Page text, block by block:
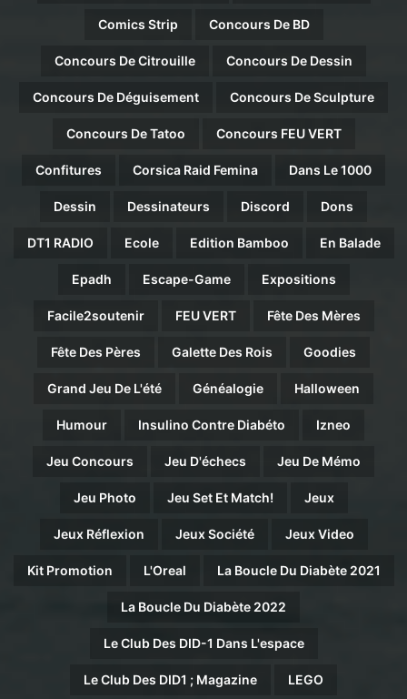
Comics Strip Concours De BD
Concours De Citrouille Concours De Dessin
Concours De Déguisement Concours De Sculpture
Concours De Tatoo Concours FEU VERT
Confitures Corsica Raid Femina Dans Le 1000
Dessin Dessinateurs Discord Dons
DT1 RADIO Ecole Edition Bamboo En Balade
Epadh Escape-Game Expositions
Facile2soutenir FEU VERT Fête Des Mères
Fête Des Pères Galette Des Rois Goodies
Grand Jeu De L'été Généalogie Halloween
Humour Insulino Contre Diabéto Izneo
Jeu Concours Jeu D'échecs Jeu De Mémo
Jeu Photo Jeu Set Et Match! Jeux
Jeux Réflexion Jeux Société Jeux Video
Kit Promotion L'Oreal La Boucle Du Diabète 2021
La Boucle Du Diabète 2022
Le Club Des DID-1 Dans L'espace
Le Club Des DID1 ; Magazine LEGO